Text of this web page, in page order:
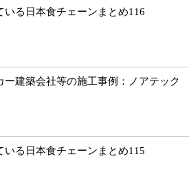
いる日本食チェーンまとめ116
ー建築会社等の施工事例：ノアテック
いる日本食チェーンまとめ115